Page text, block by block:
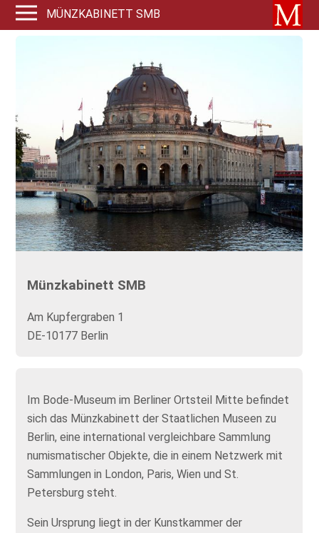
MÜNZKABINETT SMB
Münzkabinett SMB
Am Kupfergraben 1
DE-10177 Berlin
Im Bode-Museum im Berliner Ortsteil Mitte befindet
sich das Münzkabinett der Staatlichen Museen zu
Berlin, eine international vergleichbare Sammlung
numismatischer Objekte, die in einem Netzwerk mit
Sammlungen in London, Paris, Wien und St.
Petersburg steht.
Sein Ursprung liegt in der Kunstkammer der